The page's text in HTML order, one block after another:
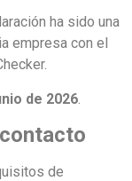
ha sido una
empresa con el
de 2026
de